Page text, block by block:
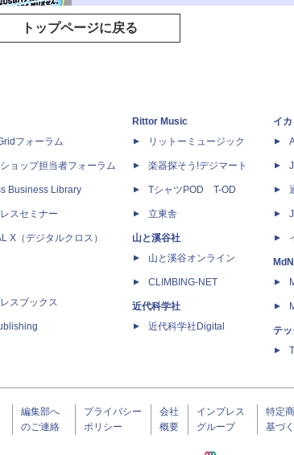
トップページに戻る
フォーラム
ョップ担当者フォーラム
Business Library
スセミナー
X（デジタルクロス）
スブックス
Rittor Music
リットーミュージック
楽器探そう!デジマート
TシャツPOD T-OD
立東舎
山と溪谷社
山と溪谷オンライン
CLIMBING-NET
近代科学社
近代科学社Digital
イ
MdN
テ
編集部へ
のご連絡
プライバシー
ポリシー
会社
概要
インプレス
グループ
特定
基づ